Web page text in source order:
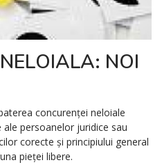
NOI
concurenţei neloiale
persoanelor juridice sau
corecte și principiului general
pieţei libere.